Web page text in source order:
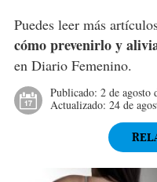
Puedes leer más
cómo prevenirlo y
en Diario Femenino.
Publicado: 2 de agosto
Actualizado: 24 de